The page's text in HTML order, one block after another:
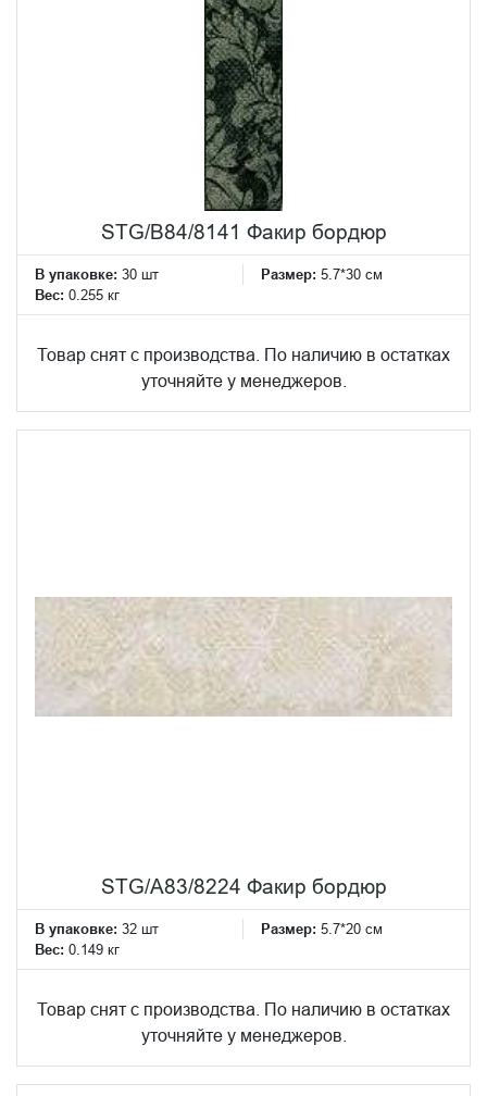
STG/B84/8141 Факир бордюр
В упаковке: 30 шт Размер: 5.7*30 см
Вес: 0.255 кг
Товар снят с производства. По наличию в остатках
уточняйте у менеджеров.
STG/A83/8224 Факир бордюр
В упаковке: 32 шт Размер: 5.7*20 см
Вес: 0.149 кг
Товар снят с производства. По наличию в остатках
уточняйте у менеджеров.